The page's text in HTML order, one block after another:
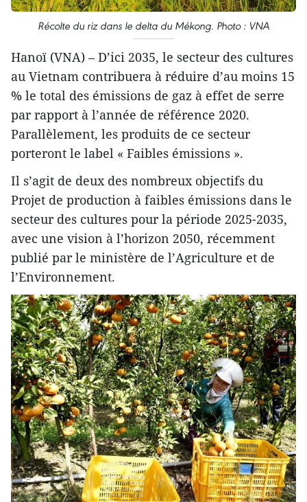
Récolte du riz dans le delta du Mékong. Photo : VNA
Hanoï (VNA) – D’ici 2035, le secteur des cultures
au Vietnam contribuera à réduire d’au moins 15
% le total des émissions de gaz à effet de serre
par rapport à l’année de référence 2020.
Parallèlement, les produits de ce secteur
porteront le label « Faibles émissions ».
Il s’agit de deux des nombreux objectifs du
Projet de production à faibles émissions dans le
secteur des cultures pour la période 2025-2035,
avec une vision à l’horizon 2050, récemment
publié par le ministère de l’Agriculture et de
l’Environnement.